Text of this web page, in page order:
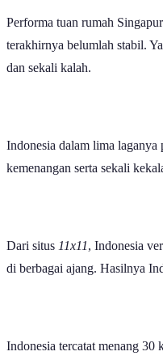
Performa tuan rumah
terakhirnya belumlah stabil.
dan sekali kalah.
Indonesia dalam lima laganya
kemenangan serta sekali
Dari situs 11x11, Indonesia
di berbagai ajang. Hasilnya
Indonesia tercatat menang